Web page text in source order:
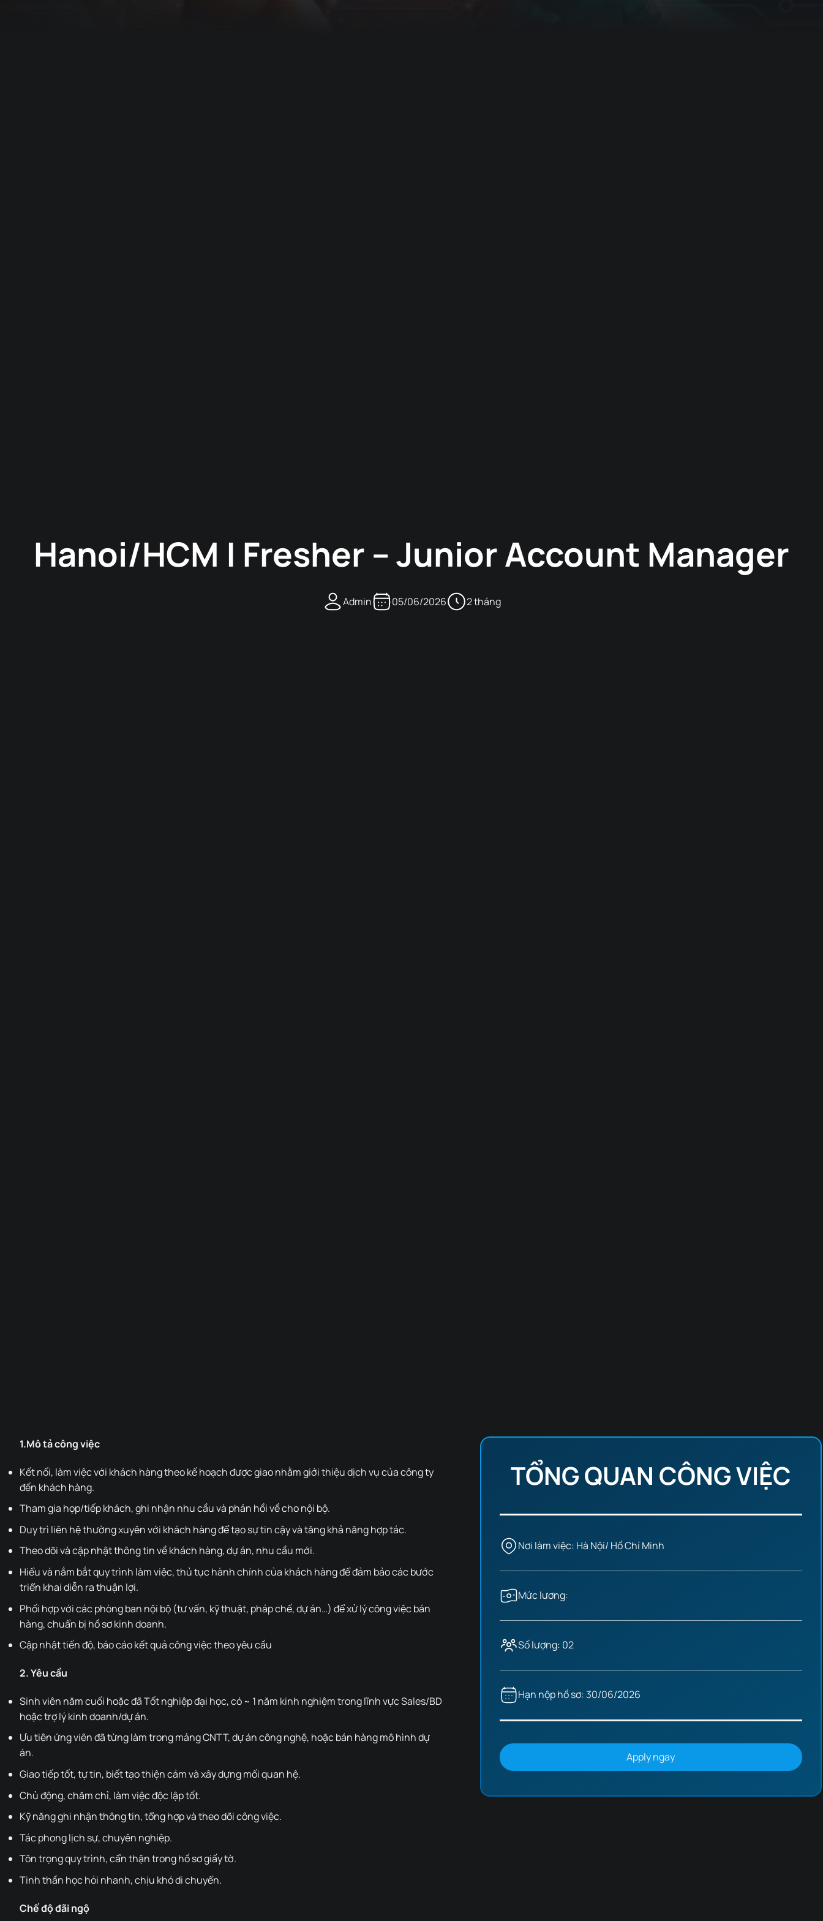
Hanoi/HCM | Fresher – Junior Account Manager
Admin 05/06/2026 2 tháng
1.Mô tả công việc
Kết nối, làm việc với khách hàng theo kế hoạch được giao nhằm giới thiệu dịch vụ của công ty
đến khách hàng.
Tham gia họp/tiếp khách, ghi nhận nhu cầu và phản hồi về cho nội bộ.
Duy trì liên hệ thường xuyên với khách hàng để tạo sự tin cậy và tăng khả năng hợp tác.
Theo dõi và cập nhật thông tin về khách hàng, dự án, nhu cầu mới.
Hiểu và nắm bắt quy trình làm việc, thủ tục hành chính của khách hàng để đảm bảo các bước
triển khai diễn ra thuận lợi.
Phối hợp với các phòng ban nội bộ (tư vấn, kỹ thuật, pháp chế, dự án…) để xử lý công việc bán
hàng, chuẩn bị hồ sơ kinh doanh.
Cập nhật tiến độ, báo cáo kết quả công việc theo yêu cầu
2. Yêu cầu
Sinh viên năm cuối hoặc đã Tốt nghiệp đại học, có ~ 1 năm kinh nghiệm trong lĩnh vực Sales/BD
hoặc trợ lý kinh doanh/dự án.
Ưu tiên ứng viên đã từng làm trong mảng CNTT, dự án công nghệ, hoặc bán hàng mô hình dự
án.
Giao tiếp tốt, tự tin, biết tạo thiện cảm và xây dựng mối quan hệ.
Chủ động, chăm chỉ, làm việc độc lập tốt.
Kỹ năng ghi nhận thông tin, tổng hợp và theo dõi công việc.
Tác phong lịch sự, chuyên nghiệp.
Tôn trọng quy trình, cẩn thận trong hồ sơ giấy tờ.
Tinh thần học hỏi nhanh, chịu khó di chuyển.
Chế độ đãi ngộ
TỔNG QUAN CÔNG VIỆC
Nơi làm việc: Hà Nội/ Hồ Chí Minh
Mức lương:
Số lượng: 02
Hạn nộp hồ sơ: 30/06/2026
Apply ngay